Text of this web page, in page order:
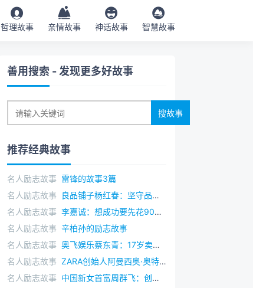
哲理故事 亲情故事 神话故事 智慧故事
善用搜索 - 发现更多好故事
推荐经典故事
名人励志故事 雷锋的故事3篇
名人励志故事 良品铺子杨红春：坚守品质，缔造年销售60亿的零食帝国
名人励志故事 李嘉诚：想成功要先花90%时间想失败
名人励志故事 辛柏孙的励志故事
名人励志故事 奥飞娱乐蔡东青：17岁卖玩具到100亿身家，自称是“失败的赢家”
名人励志故事 ZARA创始人阿曼西奥·奥特加：从渔村穷小子到欧洲首富
名人励志故事 中国新女首富周群飞：创业是我人生中最有意义的事